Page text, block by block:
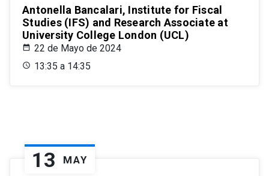
Antonella Bancalari, Institute for Fiscal
Studies (IFS) and Research Associate at
University College London (UCL)
22 de Mayo de 2024
13:35 a 14:35
13 MAY